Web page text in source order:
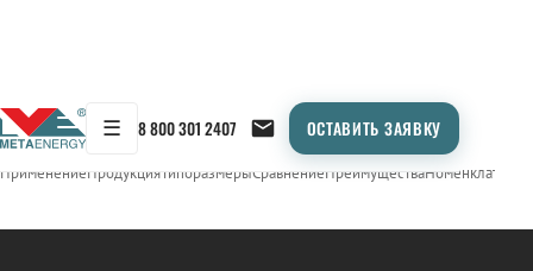
☰ 8 800 301 2407 ОСТАВИТЬ ЗАЯВКУ
← Продукция/ШИНОПРОВОД
ПрименениеПродукцияТипоразмерыСравнениеПреимуществаНоменклатура